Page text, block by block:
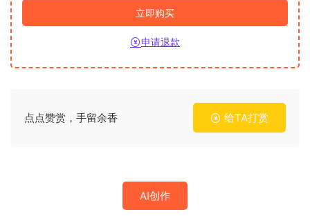
立即购买
申请退款
点点赞赏，手留余香 给TA打赏
AI创作